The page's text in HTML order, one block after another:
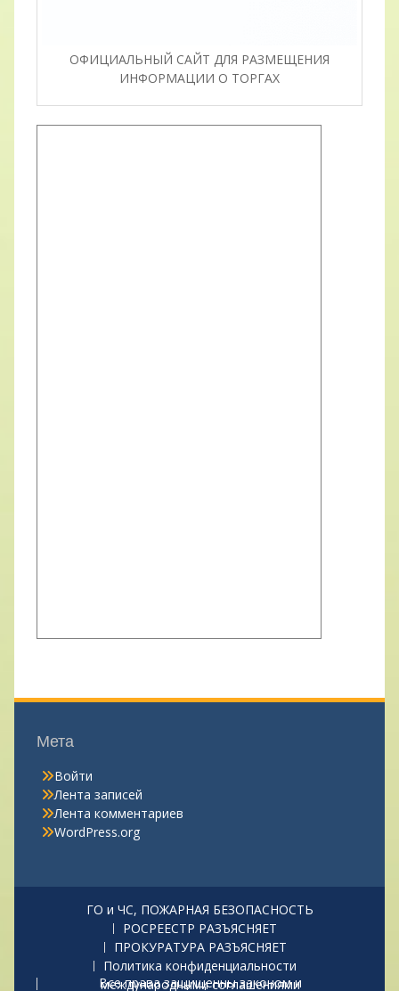
ОФИЦИАЛЬНЫЙ САЙТ ДЛЯ РАЗМЕЩЕНИЯ
ИНФОРМАЦИИ О ТОРГАХ
Мета
Войти
Лента записей
Лента комментариев
WordPress.org
ГО и ЧС, ПОЖАРНАЯ БЕЗОПАСНОСТЬ
РОСРЕЕСТР РАЗЪЯСНЯЕТ
ПРОКУРАТУРА РАЗЪЯСНЯЕТ
Политика конфиденциальности
Все права защищенны законом и международными соглашениями